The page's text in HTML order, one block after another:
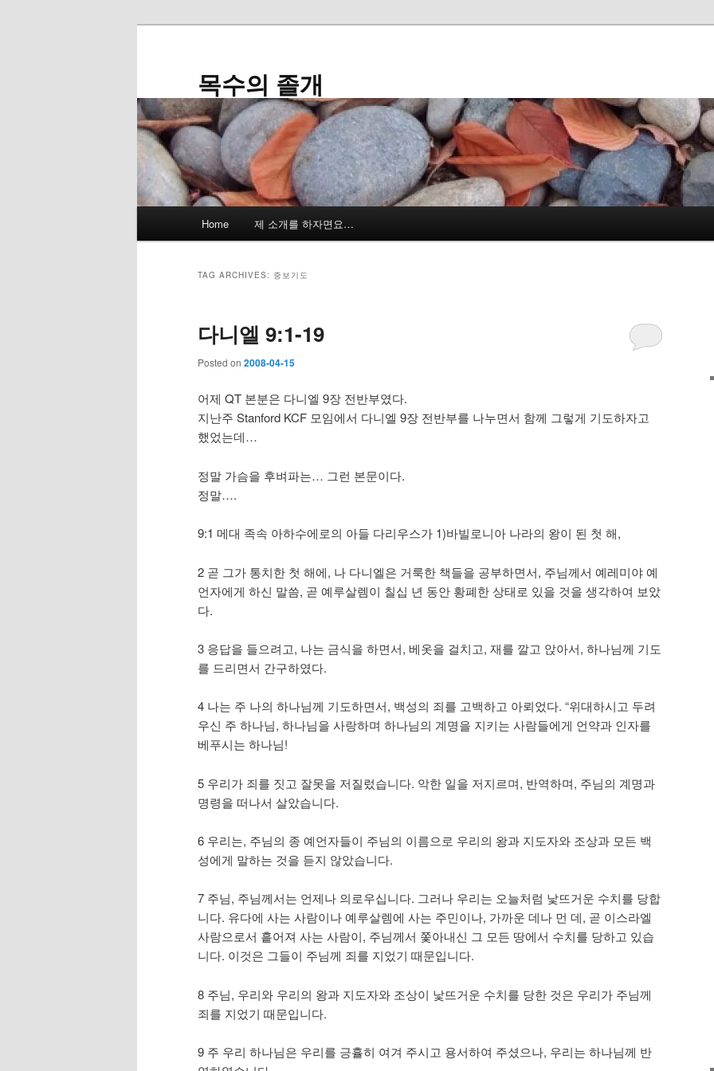
목수의 졸개
Home 제 소개를 하자면요…
TAG ARCHIVES: 중보기도
다니엘 9:1-19
Posted on 2008-04-15
어제 QT 본분은 다니엘 9장 전반부였다.
지난주 Stanford KCF 모임에서 다니엘 9장 전반부를 나누면서 함께 그렇게 기도하자고
했었는데…
정말 가슴을 후벼파는… 그런 본문이다.
정말….
9:1 메대 족속 아하수에로의 아들 다리우스가 1)바빌로니아 나라의 왕이 된 첫 해,
2 곧 그가 통치한 첫 해에, 나 다니엘은 거룩한 책들을 공부하면서, 주님께서 예레미야 예
언자에게 하신 말씀, 곧 예루살렘이 칠십 년 동안 황폐한 상태로 있을 것을 생각하여 보았
다.
3 응답을 들으려고, 나는 금식을 하면서, 베옷을 걸치고, 재를 깔고 앉아서, 하나님께 기도
를 드리면서 간구하였다.
4 나는 주 나의 하나님께 기도하면서, 백성의 죄를 고백하고 아뢰었다. “위대하시고 두려
우신 주 하나님, 하나님을 사랑하며 하나님의 계명을 지키는 사람들에게 언약과 인자를
베푸시는 하나님!
5 우리가 죄를 짓고 잘못을 저질렀습니다. 악한 일을 저지르며, 반역하며, 주님의 계명과
명령을 떠나서 살았습니다.
6 우리는, 주님의 종 예언자들이 주님의 이름으로 우리의 왕과 지도자와 조상과 모든 백
성에게 말하는 것을 듣지 않았습니다.
7 주님, 주님께서는 언제나 의로우십니다. 그러나 우리는 오늘처럼 낯뜨거운 수치를 당합
니다. 유다에 사는 사람이나 예루살렘에 사는 주민이나, 가까운 데나 먼 데, 곧 이스라엘
사람으로서 흩어져 사는 사람이, 주님께서 쫓아내신 그 모든 땅에서 수치를 당하고 있습
니다. 이것은 그들이 주님께 죄를 지었기 때문입니다.
8 주님, 우리와 우리의 왕과 지도자와 조상이 낯뜨거운 수치를 당한 것은 우리가 주님께
죄를 지었기 때문입니다.
9 주 우리 하나님은 우리를 긍휼히 여겨 주시고 용서하여 주셨으나, 우리는 하나님께 반